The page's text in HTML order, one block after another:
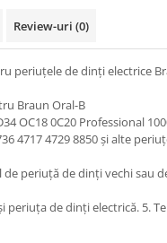
Review-uri (0)
periuțele de dinți electrice
Braun Oral-B
OC18 0C20 Professional
4717 4729 8850 și alte
periuță de dinți vechi sau
periuța de dinți electrică. 5.